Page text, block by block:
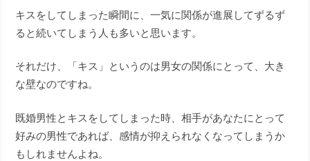
キスをしてしまった瞬間に、一気に関係が進展してずるず
ると続いてしまう人も多いと思います。
それだけ、「キス」というのは男女の関係にとって、大き
な壁なのですね。
既婚男性とキスをしてしまった時、相手があなたにとって
好みの男性であれば、感情が抑えられなくなってしまうか
もしれませんよね。